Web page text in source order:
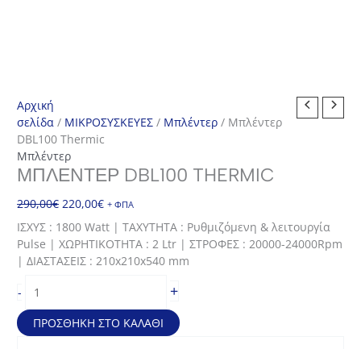
Αρχική
σελίδα / ΜΙΚΡΟΣΥΣΚΕΥΕΣ / Μπλέντερ / Μπλέντερ
DBL100 Thermic
Μπλέντερ
ΜΠΛΈΝΤΕΡ DBL100 THERMIC
290,00€ Original
price
was:
290,00€.
220,00€Η
τρέχουσα
τιμή
είναι:
+ ΦΠΑ
ΙΣΧΥΣ : 1800 Watt | ΤΑΧΥΤΗΤΑ : Ρυθμιζόμενη & λειτουργία
Pulse | ΧΩΡΗΤΙΚΟΤΗΤΑ : 2 Ltr | ΣΤΡΟΦΕΣ : 20000-24000Rpm
| ΔΙΑΣΤΑΣΕΙΣ : 210x210x540 mm
-
DBL100
Thermic
ποσότητα
+
ΠΡΟΣΘΉΚΗ ΣΤΟ ΚΑΛΆΘΙ